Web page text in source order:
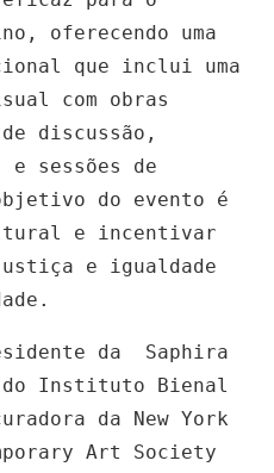
oferecendo uma
que inclui uma
com obras
discussão,
sessões de
do evento é
e incentivar
e igualdade
da Saphira
do Instituto Bienal
da New York
Art Society